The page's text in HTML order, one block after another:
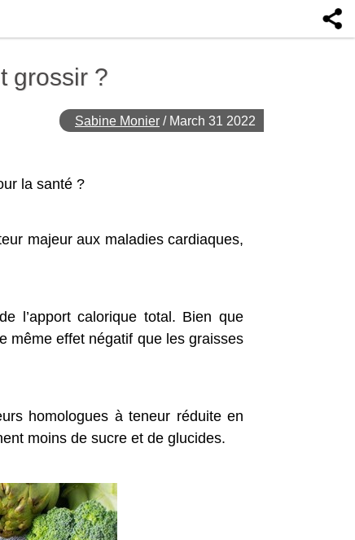
grossir ?
Sabine Monier / March 31 2022
la santé ?
majeur aux maladies cardiaques,
l’apport calorique total. Bien que
même effet négatif que les graisses
homologues à teneur réduite en
moins de sucre et de glucides.